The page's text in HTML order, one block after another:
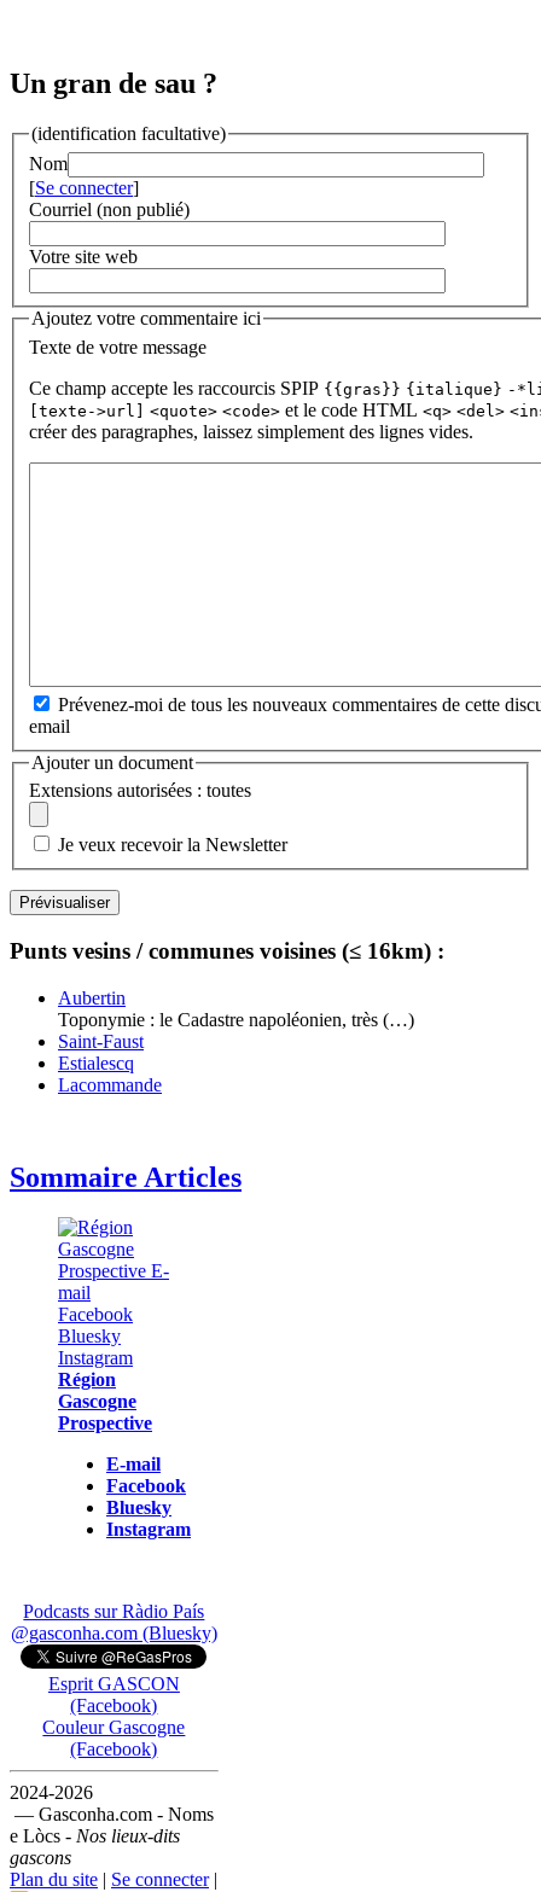
Un gran de sau ?
(identification facultative)
Nom
[Se connecter]
Courriel (non publié)
Votre site web
Ajoutez votre commentaire ici
Texte de votre message
Ce champ accepte les raccourcis SPIP {{gras}} {italique} -
[texte->url] <quote> <code> et le code HTML <q> <del>
créer des paragraphes, laissez simplement des lignes vides.
Prévenez-moi de tous les nouveaux commentaires de cette
email
Ajouter un document
Extensions autorisées : toutes
Je veux recevoir la Newsletter
Punts vesins / communes voisines (≤ 16km) :
Aubertin
Toponymie : le Cadastre napoléonien, très (…)
Saint-Faust
Estialescq
Lacommande
Sommaire Articles
Région
Gascogne
Prospective
E-mail
Facebook
Bluesky
Instagram
Podcasts sur Ràdio País
@gasconha.com (Bluesky)
Esprit GASCON
(Facebook)
Couleur Gascogne
(Facebook)
2024-2026
— Gasconha.com - Noms
e Lòcs - Nos lieux-dits
gascons
Plan du site
Se connecter|